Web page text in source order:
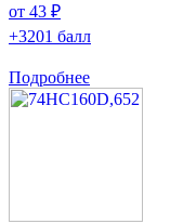
от 43 ₽
+3201 балл
Подробнее